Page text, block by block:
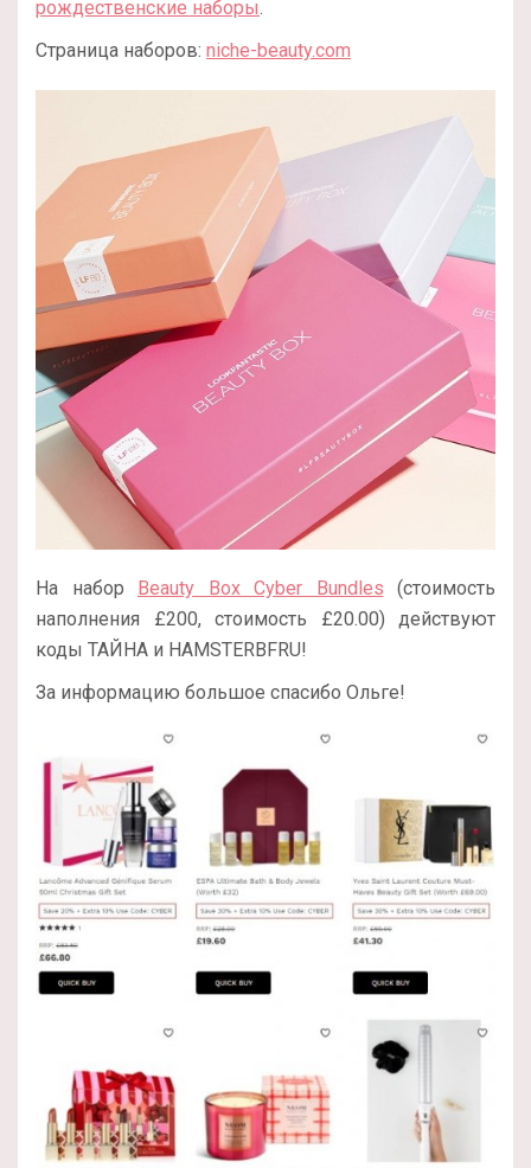
рождественские наборы.
Страница наборов: niche-beauty.com
На набор Beauty Box Cyber Bundles (стоимость
наполнения £200, стоимость £20.00) действуют
коды ТАЙНА и HAMSTERBFRU!
За информацию большое спасибо Ольге!